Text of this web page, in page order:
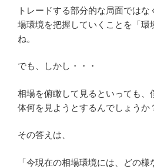
トレードする部分的な局面では
場環境を把握していくことを「環
ね。
でも、しかし・・・
相場を俯瞰して見るといっても、
体何を見ようとするんでしょうか
その答えは、
「今現在の相場環境には、どの